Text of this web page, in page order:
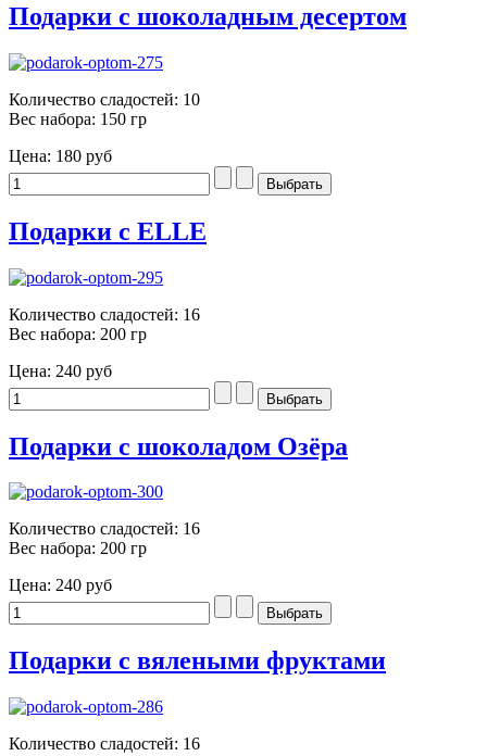
Подарки с шоколадным десертом
Количество сладостей: 10
Вес набора: 150 гр
Цена: 180 руб
Подарки с ELLE
Количество сладостей: 16
Вес набора: 200 гр
Цена: 240 руб
Подарки с шоколадом Озёра
Количество сладостей: 16
Вес набора: 200 гр
Цена: 240 руб
Подарки с вялеными фруктами
Количество сладостей: 16